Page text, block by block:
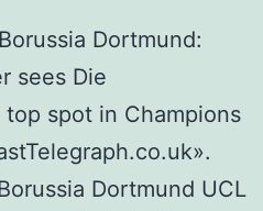
Dortmund:
sees Die
spot in Champions
Dortmund UCL